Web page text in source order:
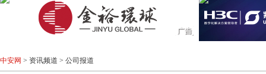
公告 评选 榜单
中安网 > 资讯频道 > 公司报道